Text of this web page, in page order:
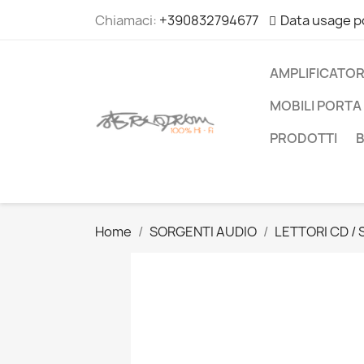
Chiamaci: +390832794677 Data usage
MOBILI
PRODOTTI
Home SORGENTI AUDIO LETTORI CD /